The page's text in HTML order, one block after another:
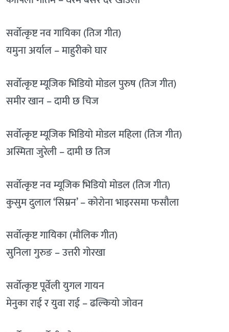
सर्वोत्कृष्ट नव गायिका (तिज गीत)
यमुना अर्याल – माहुरीको घार
सर्वोत्कृष्ट म्यूजिक भिडियो मोडल पुरुष (तिज गीत)
समीर खान – दामी छ चिज
सर्वोत्कृष्ट म्यूजिक भिडियो मोडल महिला (तिज गीत)
अस्मिता जुरेली – दामी छ तिज
सर्वोत्कृष्ट नव म्यूजिक भिडियो मोडल (तिज गीत)
कुसुम दुलाल ‘सिम्रन’ – कोरोना भाइरसमा फसौला
सर्वोत्कृष्ट गायिका (मौलिक गीत)
सुनिला गुरुङ – उत्तरी गोरखा
सर्वोत्कृष्ट पूर्वेली युगल गायन
मेनुका राई र युवा राई – ढल्कियो जोवन